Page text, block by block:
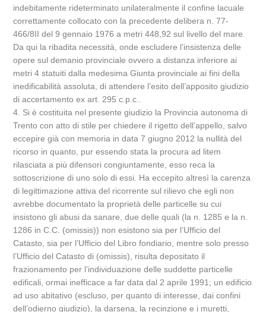
indebitamente rideterminato unilateralmente il confine lacuale
correttamente collocato con la precedente delibera n. 77-
466/8II del 9 gennaio 1976 a metri 448,92 sul livello del mare.
Da qui la ribadita necessità, onde escludere l’insistenza delle
opere sul demanio provinciale ovvero a distanza inferiore ai
metri 4 statuiti dalla medesima Giunta provinciale ai fini della
inedificabilità assoluta, di attendere l’esito dell’apposito giudizio
di accertamento ex art. 295 c.p.c..
4. Si è costituita nel presente giudizio la Provincia autonoma di
Trento con atto di stile per chiedere il rigetto dell’appello, salvo
eccepire già con memoria in data 7 giugno 2012 la nullità del
ricorso in quanto, pur essendo stata la procura ad litem
rilasciata a più difensori congiuntamente, esso reca la
sottoscrizione di uno solo di essi. Ha eccepito altresì la carenza
di legittimazione attiva del ricorrente sul rilievo che egli non
avrebbe documentato la proprietà delle particelle su cui
insistono gli abusi da sanare, due delle quali (la n. 1285 e la n.
1286 in C.C. (omissis)) non esistono sia per l’Ufficio del
Catasto, sia per l’Ufficio del Libro fondiario, mentre solo presso
l’Ufficio del Catasto di (omissis), risulta depositato il
frazionamento per l’individuazione delle suddette particelle
edificali, ormai inefficace a far data dal 2 aprile 1991; un edificio
ad uso abitativo (escluso, per quanto di interesse, dai confini
dell’odierno giudizio), la darsena, la recinzione e i muretti,